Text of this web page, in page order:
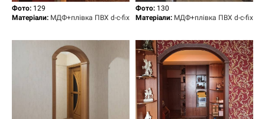
Фото: 129
Матеріали: МДФ+плівка ПВХ d-c-fix
Фото: 130
Матеріали: МДФ+плівка ПВХ d-c-fix